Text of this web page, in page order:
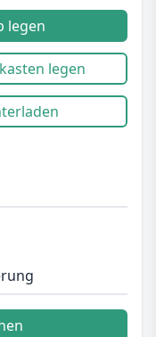
legen
legen